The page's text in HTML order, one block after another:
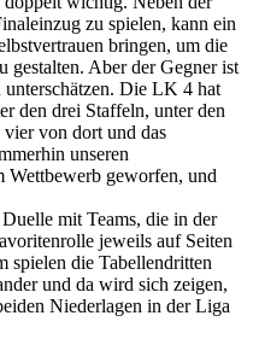
zu spielen, kann ein
bringen, um die
gestalten. Aber der Gegner ist
Die LK 4 hat
den drei Staffeln, unter den
von dort und das
unseren
Wettbewerb geworfen, und
mit Teams, die in der
jeweils auf Seiten
spielen die Tabellendritten
und da wird sich zeigen,
Niederlagen in der Liga